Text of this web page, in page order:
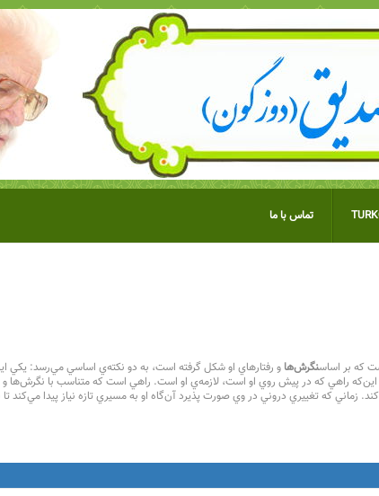
تماس با ما
كه بر اساسنگرش‌ها و رفتارهاي او شكل گرفته است، به دو نكته‌ي اساسي مي‌رسد: يكي
راهي كه در پيش روي او است، لازمه‌ي او است. راهي است كه متناسب با نگرش‌ها و
زماني كه تغييري دروني در وي صورت پذيرد آن‌گاه او به مسيري تازه‌ نياز پيدا مي‌كند تا